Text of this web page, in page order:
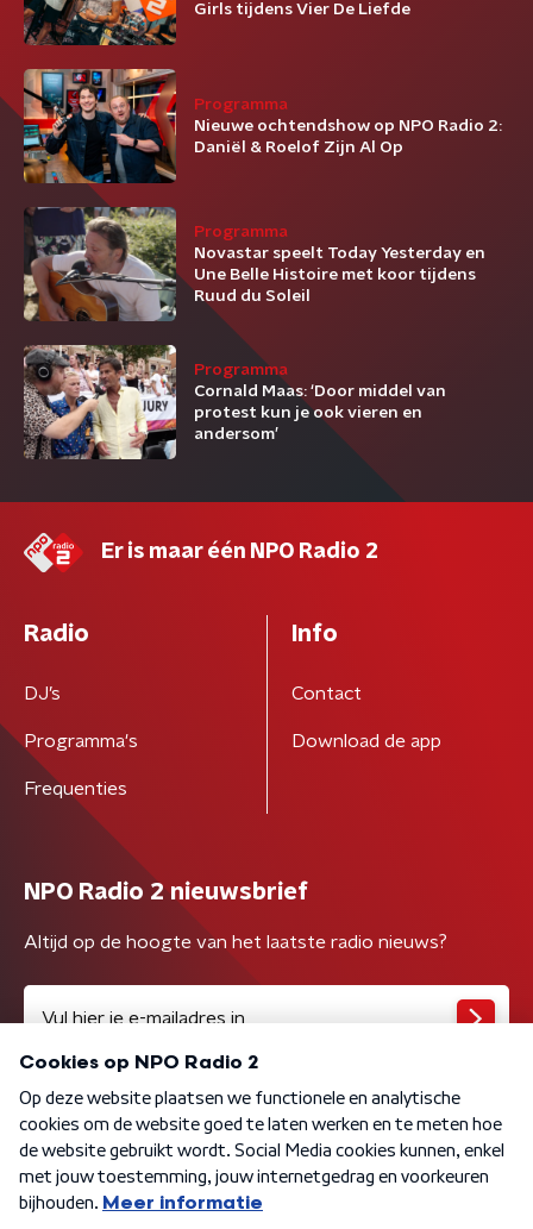
Girls tijdens Vier De Liefde
Programma
Nieuwe ochtendshow op NPO Radio 2:
Daniël & Roelof Zijn Al Op
Programma
Novastar speelt Today Yesterday en
Une Belle Histoire met koor tijdens
Ruud du Soleil
Programma
Cornald Maas: ‘Door middel van
protest kun je ook vieren en
andersom’
Er is maar één NPO Radio 2
Radio
DJ’s
Programma's
Frequenties
Info
Contact
Download de app
NPO Radio 2 nieuwsbrief
Altijd op de hoogte van het laatste radio nieuws?
Algemene voorwaarden